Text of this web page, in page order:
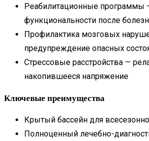
Реабилитационные программы
функциональности после
Профилактика мозговых
предупреждение опасных
Стрессовые расстройства —
накопившееся напряжение
Ключевые преимущества
Крытый бассейн для
Полноценный лечебно-